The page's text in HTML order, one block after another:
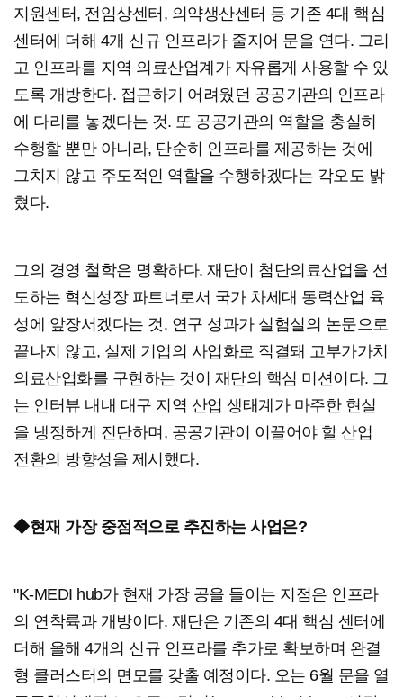
지원센터, 전임상센터, 의약생산센터 등 기존 4대 핵심
센터에 더해 4개 신규 인프라가 줄지어 문을 연다. 그리
고 인프라를 지역 의료산업계가 자유롭게 사용할 수 있
도록 개방한다. 접근하기 어려웠던 공공기관의 인프라
에 다리를 놓겠다는 것. 또 공공기관의 역할을 충실히
수행할 뿐만 아니라, 단순히 인프라를 제공하는 것에
그치지 않고 주도적인 역할을 수행하겠다는 각오도 밝
혔다.
그의 경영 철학은 명확하다. 재단이 첨단의료산업을 선
도하는 혁신성장 파트너로서 국가 차세대 동력산업 육
성에 앞장서겠다는 것. 연구 성과가 실험실의 논문으로
끝나지 않고, 실제 기업의 사업화로 직결돼 고부가가치
의료산업화를 구현하는 것이 재단의 핵심 미션이다. 그
는 인터뷰 내내 대구 지역 산업 생태계가 마주한 현실
을 냉정하게 진단하며, 공공기관이 이끌어야 할 산업
전환의 방향성을 제시했다.
◆현재 가장 중점적으로 추진하는 사업은?
"K-MEDI hub가 현재 가장 공을 들이는 지점은 인프라
의 연착륙과 개방이다. 재단은 기존의 4대 핵심 센터에
더해 올해 4개의 신규 인프라를 추가로 확보하며 완결
형 클러스터의 면모를 갖출 예정이다. 오는 6월 문을 열